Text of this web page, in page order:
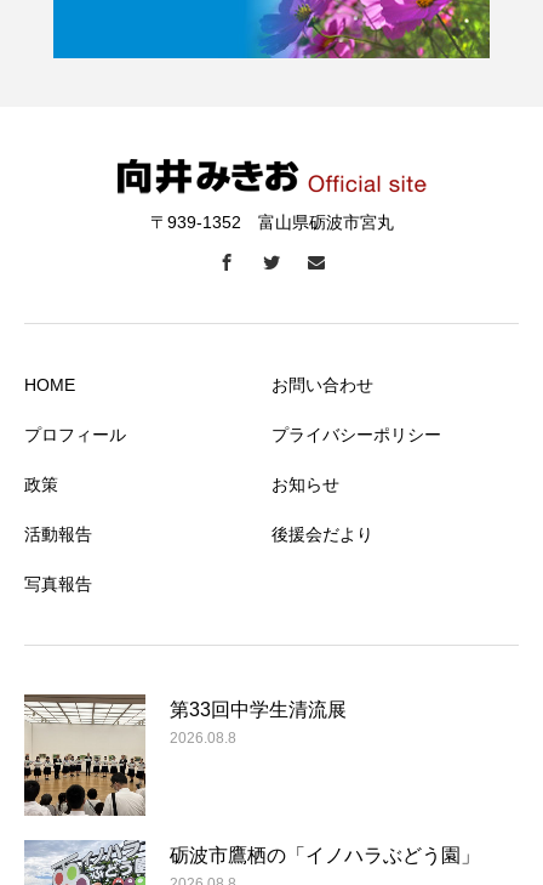
〒939-1352 富山県砺波市宮丸
HOME
プロフィール
政策
活動報告
写真報告
お問い合わせ
プライバシーポリシー
お知らせ
後援会だより
第33回中学生清流展
2026.08.8
砺波市鷹栖の「イノハラぶどう園」